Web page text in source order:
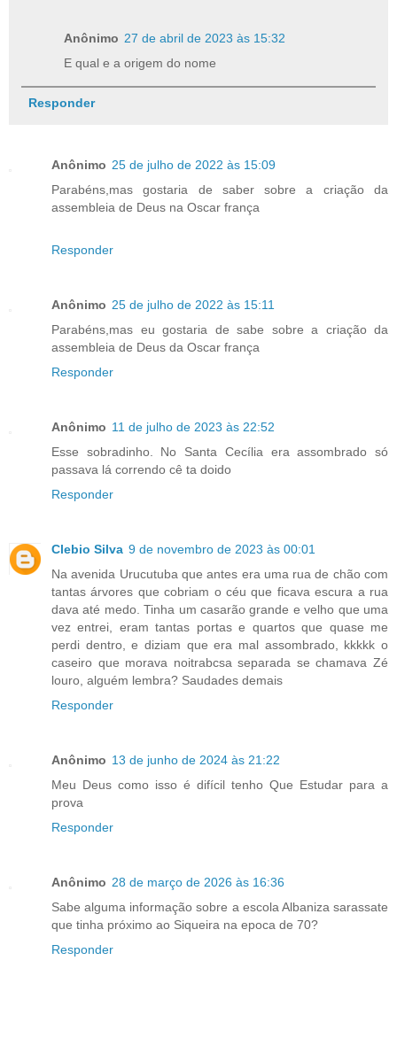
Anônimo 27 de abril de 2023 às 15:32
E qual e a origem do nome
Responder
Anônimo 25 de julho de 2022 às 15:09
Parabéns,mas gostaria de saber sobre a criação da
assembleia de Deus na Oscar frança
Responder
Anônimo 25 de julho de 2022 às 15:11
Parabéns,mas eu gostaria de sabe sobre a criação da
assembleia de Deus da Oscar frança
Responder
Anônimo 11 de julho de 2023 às 22:52
Esse sobradinho. No Santa Cecília era assombrado só
passava lá correndo cê ta doido
Responder
Clebio Silva 9 de novembro de 2023 às 00:01
Na avenida Urucutuba que antes era uma rua de chão com
tantas árvores que cobriam o céu que ficava escura a rua
dava até medo. Tinha um casarão grande e velho que uma
vez entrei, eram tantas portas e quartos que quase me
perdi dentro, e diziam que era mal assombrado, kkkkk o
caseiro que morava noitrabcsa separada se chamava Zé
louro, alguém lembra? Saudades demais
Responder
Anônimo 13 de junho de 2024 às 21:22
Meu Deus como isso é difícil tenho Que Estudar para a
prova
Responder
Anônimo 28 de março de 2026 às 16:36
Sabe alguma informação sobre a escola Albaniza sarassate
que tinha próximo ao Siqueira na epoca de 70?
Responder